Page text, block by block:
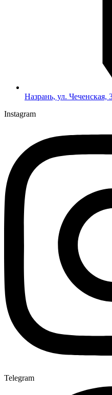
Назрань, ул. Чеченская,
Instagram
Telegram